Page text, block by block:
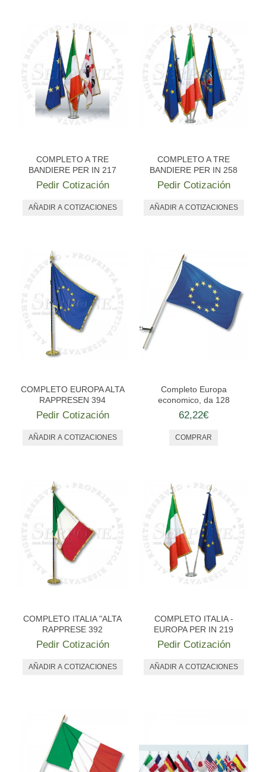
COMPLETO A TRE
BANDIERE PER IN 217
Pedir Cotización
COMPLETO A TRE
BANDIERE PER IN 258
Pedir Cotización
COMPLETO EUROPA ALTA
RAPPRESEN 394
Pedir Cotización
Completo Europa
economico, da 128
62,22€
COMPLETO ITALIA "ALTA
RAPPRESE 392
Pedir Cotización
COMPLETO ITALIA -
EUROPA PER IN 219
Pedir Cotización